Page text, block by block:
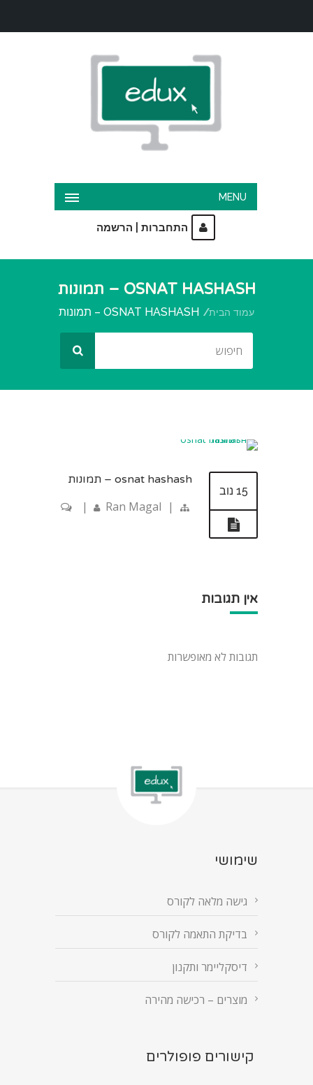
MENU
התחברות הרשמה
OSNAT HASHASH – תמונות
עמוד הבית OSNAT HASHASH – תמונות
15 נוב
osnat hashash – תמונות
Ran Magal |
|
אין תגובות
תגובות לא מאופשרות
שימושי
גישה מלאה לקורס
בדיקת התאמה לקורס
דיסקליימר ותקנון
מוצרים – רכישה מהירה
קישורים פופולרים